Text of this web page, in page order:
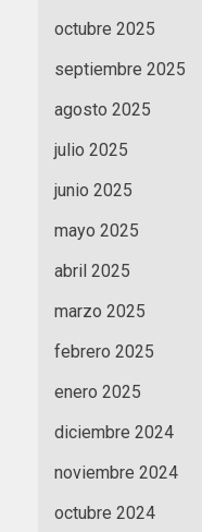
octubre 2025
septiembre 2025
agosto 2025
julio 2025
junio 2025
mayo 2025
abril 2025
marzo 2025
febrero 2025
enero 2025
diciembre 2024
noviembre 2024
octubre 2024